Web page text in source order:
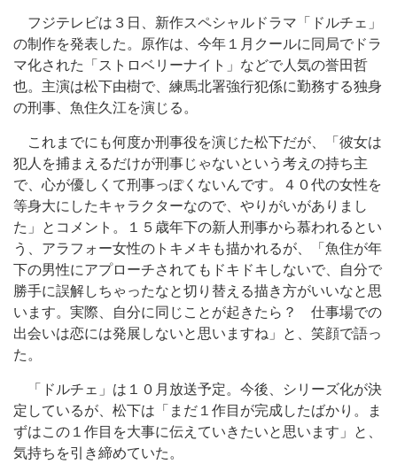
フジテレビは３日、新作スペシャルドラマ「ドルチェ」
の制作を発表した。原作は、今年１月クールに同局でドラ
マ化された「ストロベリーナイト」などで人気の誉田哲
也。主演は松下由樹で、練馬北署強行犯係に勤務する独身
の刑事、魚住久江を演じる。
これまでにも何度か刑事役を演じた松下だが、「彼女は
犯人を捕まえるだけが刑事じゃないという考えの持ち主
で、心が優しくて刑事っぽくないんです。４０代の女性を
等身大にしたキャラクターなので、やりがいがありまし
た」とコメント。１５歳年下の新人刑事から慕われるとい
う、アラフォー女性のトキメキも描かれるが、「魚住が年
下の男性にアプローチされてもドキドキしないで、自分で
勝手に誤解しちゃったなと切り替える描き方がいいなと思
います。実際、自分に同じことが起きたら？ 仕事場での
出会いは恋には発展しないと思いますね」と、笑顔で語っ
た。
「ドルチェ」は１０月放送予定。今後、シリーズ化が決
定しているが、松下は「まだ１作目が完成したばかり。ま
ずはこの１作目を大事に伝えていきたいと思います」と、
気持ちを引き締めていた。